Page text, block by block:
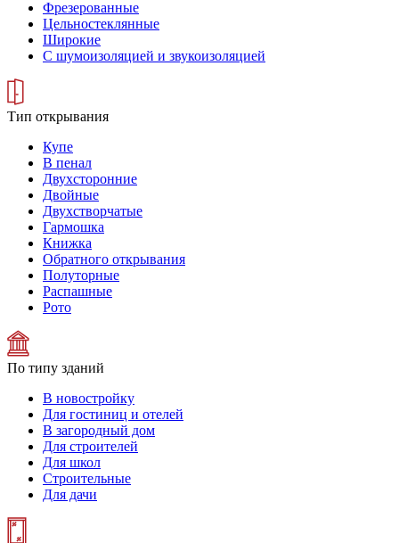
Фрезерованные
Цельностеклянные
Широкие
С шумоизоляцией и звукоизоляцией
Тип открывания
Купе
В пенал
Двухсторонние
Двойные
Двухстворчатые
Гармошка
Книжка
Обратного открывания
Полуторные
Распашные
Рото
По типу зданий
В новостройку
Для гостиниц и отелей
В загородный дом
Для строителей
Для школ
Строительные
Для дачи